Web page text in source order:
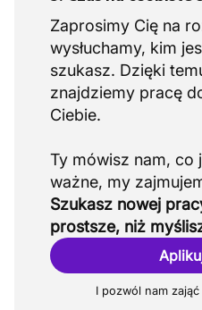
Zaprosimy Cię na
wysłuchamy, kim
szukasz. Dzięki
znajdziemy pracę
Ciebie.
Ty mówisz nam, co
Szukasz nowej
prostsze, niż
I pozwól nam